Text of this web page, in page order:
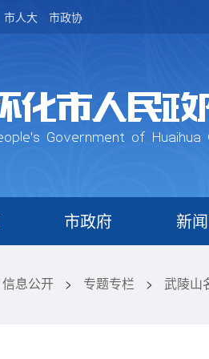
市人大 市政协
市政府 新
信息公开 > 专题专栏 > 武陵山